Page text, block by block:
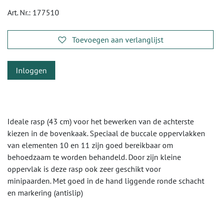
Art. Nr.: 177510
Toevoegen aan verlanglijst
Inloggen
Ideale rasp (43 cm) voor het bewerken van de achterste
kiezen in de bovenkaak. Speciaal de buccale oppervlakken
van elementen 10 en 11 zijn goed bereikbaar om
behoedzaam te worden behandeld. Door zijn kleine
oppervlak is deze rasp ook zeer geschikt voor
minipaarden. Met goed in de hand liggende ronde schacht
en markering (antislip)